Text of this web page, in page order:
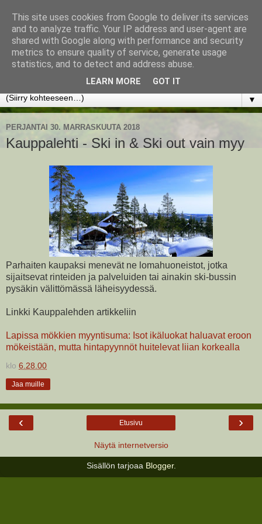
www.jyrkikokko.fi
Uusi Suunta - Jokainen hetki tarjoaa tilaisuuden muuttaa
▼
PERJANTAI 30. MARRASKUUTA 2018
Kauppalehti - Ski in & Ski out vain myy
Parhaiten kaupaksi menevät ne lomahuoneistot, jotka
sijaitsevat rinteiden ja palveluiden tai ainakin ski-bussin
pysäkin välittömässä läheisyydessä.
Linkki Kauppalehden artikkeliin
Lapissa mökkien myyntisuma: Isot ikäluokat haluavat eroon
mökeistään, mutta hintapyynnöt huitelevat liian korkealla
klo 6.28.00
Jaa muille
‹ ›
Etusivu
Näytä internetversio
Sisällön tarjoaa Blogger.
This site uses cookies from Google to deliver its services
and to analyze traffic. Your IP address and user-agent are
shared with Google along with performance and security
metrics to ensure quality of service, generate usage
statistics, and to detect and address abuse.
LEARN MORE GOT IT